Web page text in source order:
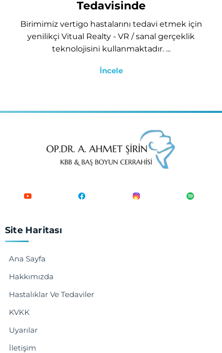
Tedavisinde
Birimimiz vertigo hastalarını tedavi etmek için
yenilikçi Vitual Realty - VR / sanal gerçeklik
teknolojisini kullanmaktadır. ...
İncele
Site Haritası
Ana Sayfa
Hakkımızda
Hastalıklar Ve Tedaviler
KVKK
Uyarılar
İletişim